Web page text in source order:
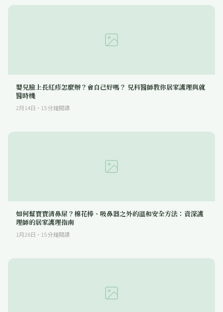
嬰兒臉上長紅疹怎麼辦？會自己好嗎？ 兒科醫師教你居家護理與就
醫時機
2月14日 · 15分鐘閱讀
如何幫寶寶清鼻屎？棉花棒、吸鼻器之外的溫和安全方法：資深護
理師的居家護理指南
1月26日 · 15分鐘閱讀